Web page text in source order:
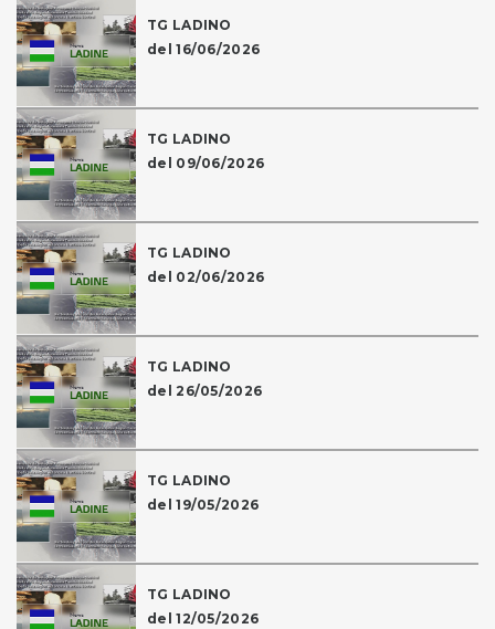
TG LADINO
del 16/06/2026
TG LADINO
del 09/06/2026
TG LADINO
del 02/06/2026
TG LADINO
del 26/05/2026
TG LADINO
del 19/05/2026
TG LADINO
del 12/05/2026